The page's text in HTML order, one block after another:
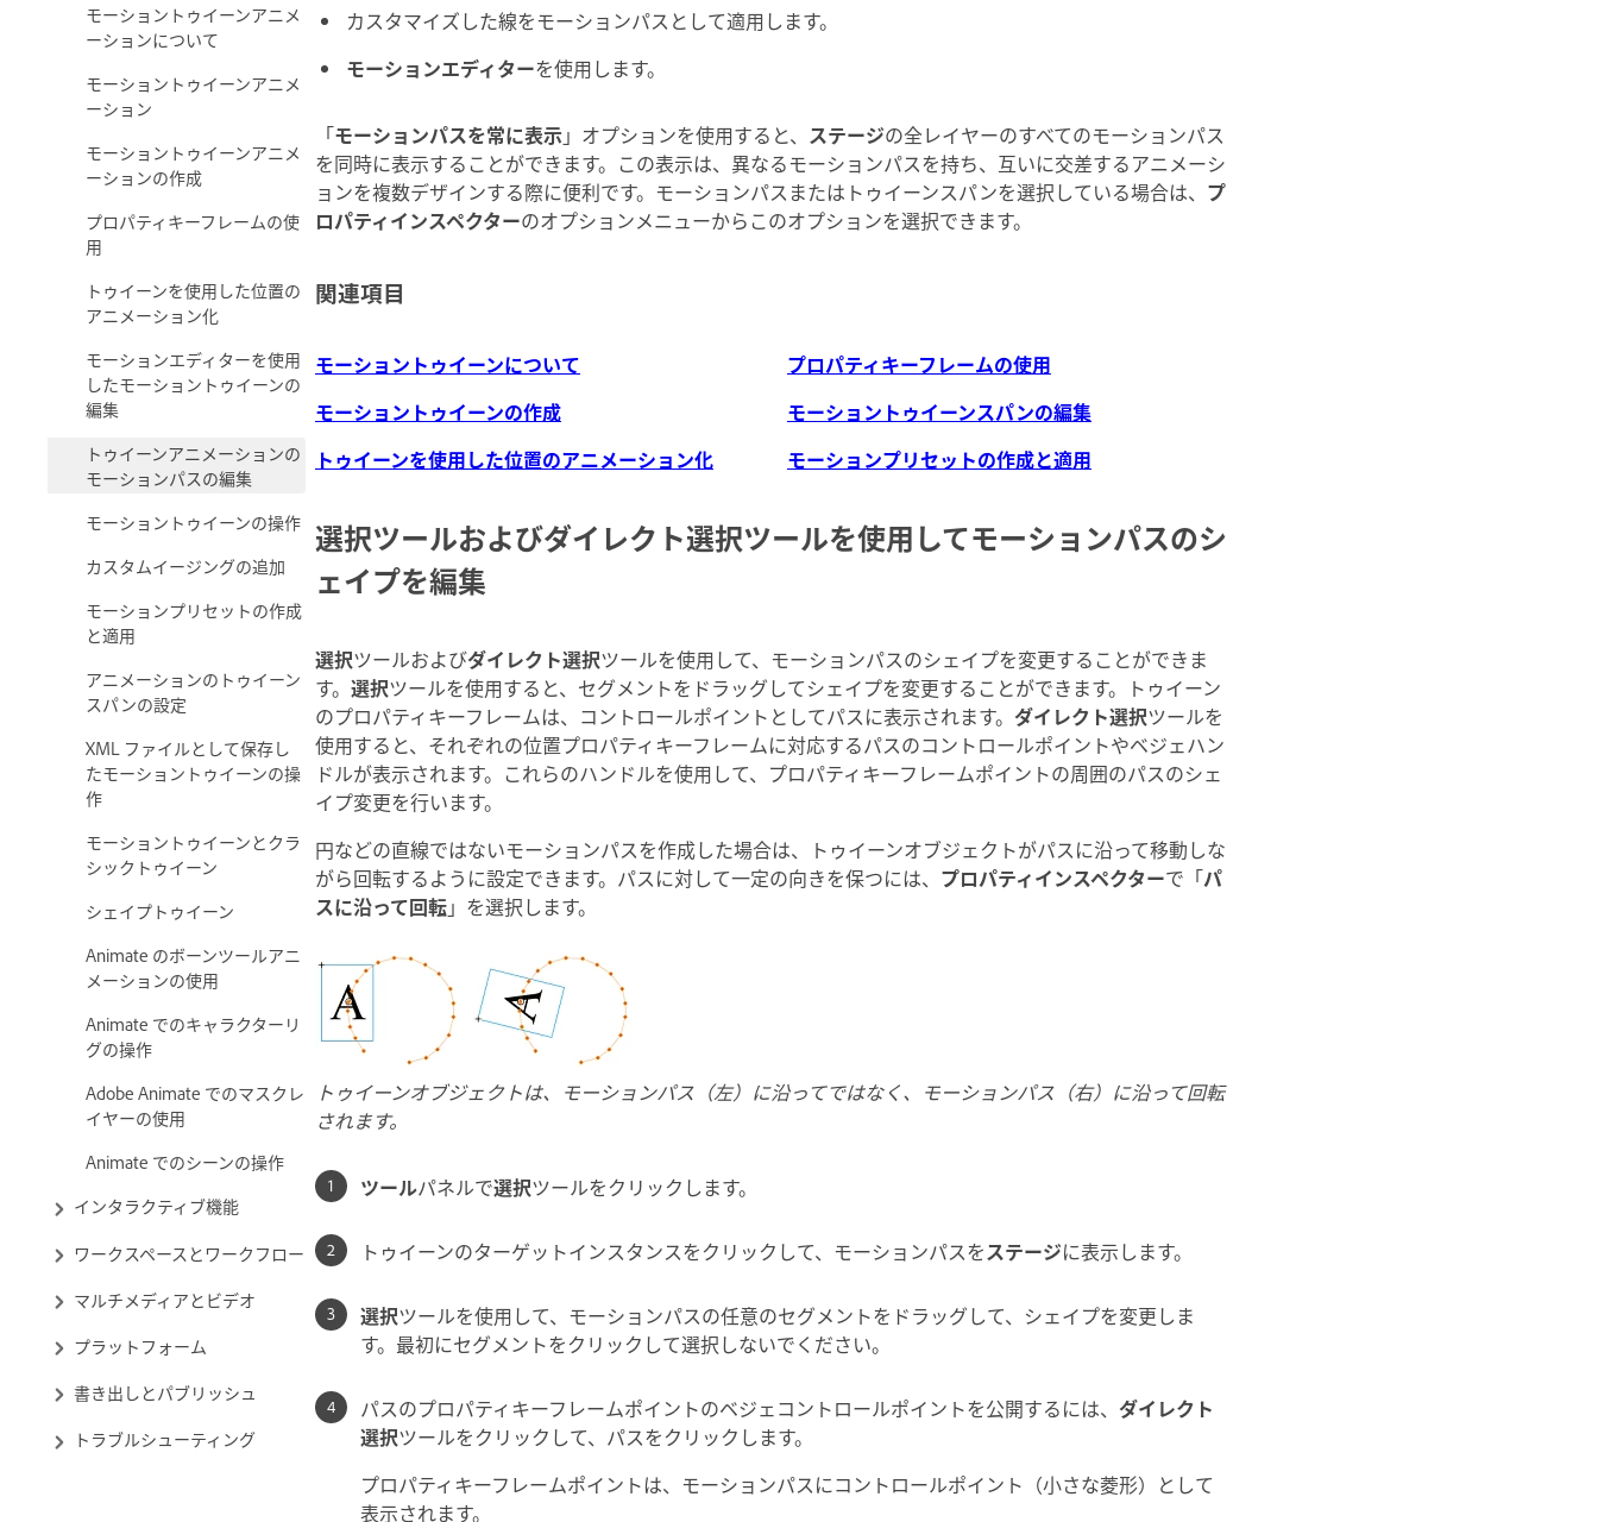
モーショントゥイーンアニメ
ーションについて
モーショントゥイーンアニメ
ーション
モーショントゥイーンアニメ
ーションの作成
プロパティキーフレームの使
用
トゥイーンを使用した位置の
アニメーション化
モーションエディターを使用
したモーショントゥイーンの
編集
トゥイーンアニメーションの
モーションパスの編集
モーショントゥイーンの操作
カスタムイージングの追加
モーションプリセットの作成
と適用
アニメーションのトゥイーン
スパンの設定
XML ファイルとして保存し
たモーショントゥイーンの操
作
モーショントゥイーンとクラ
シックトゥイーン
シェイプトゥイーン
Animate のボーンツールアニ
メーションの使用
Animate でのキャラクターリ
グの操作
Adobe Animate でのマスクレ
イヤーの使用
Animate でのシーンの操作
インタラクティブ機能
ワークスペースとワークフロー
マルチメディアとビデオ
プラットフォーム
書き出しとパブリッシュ
トラブルシューティング
カスタマイズした線をモーションパスとして適用します。
モーションエディターを使用します。
「モーションパスを常に表示 」オプションを使用すると、 ステージの全レイヤーのすべてのモーションパス
を同時に表示することができます。この表示は、異なるモーションパスを持ち、互いに交差するアニメーシ
ョンを複数デザインする際に便利です。モーションパスまたはトゥイーンスパンを選択している場合は、 プ
ロパティインスペクターのオプションメニューからこのオプションを選択できます。
関連項目
モーショントゥイーンについて
モーショントゥイーンの作成
トゥイーンを使用した位置のアニメーション化
プロパティキーフレームの使用
モーショントゥイーンスパンの編集
モーションプリセットの作成と適用
選択ツールおよびダイレクト選択ツールを使用してモーションパスのシ
ェイプを編集
選択ツールおよびダイレクト選択ツールを使用して、モーションパスのシェイプを変更することができま
す。 選択ツールを使用すると、セグメントをドラッグしてシェイプを変更することができます。トゥイーン
のプロパティキーフレームは、コントロールポイントとしてパスに表示されます。 ダイレクト選択ツールを
使用すると、それぞれの位置プロパティキーフレームに対応するパスのコントロールポイントやベジェハン
ドルが表示されます。これらのハンドルを使用して、プロパティキーフレームポイントの周囲のパスのシェ
イプ変更を行います。
円などの直線ではないモーションパスを作成した場合は、トゥイーンオブジェクトがパスに沿って移動しな
がら回転するように設定できます。パスに対して一定の向きを保つには、 プロパティインスペクターで「パ
スに沿って回転」を選択します。
トゥイーンオブジェクトは、モーションパス（左）に沿ってではなく、モーションパス（右）に沿って回転
されます。
ツールパネルで選択ツールをクリックします。
トゥイーンのターゲットインスタンスをクリックして、モーションパスをステージに表示します。
選択ツールを使用して、モーションパスの任意のセグメントをドラッグして、シェイプを変更しま
す。最初にセグメントをクリックして選択しないでください。
パスのプロパティキーフレームポイントのベジェコントロールポイントを公開するには、 ダイレクト
選択ツールをクリックして、パスをクリックします。
プロパティキーフレームポイントは、モーションパスにコントロールポイント（小さな菱形）として
表示されます。